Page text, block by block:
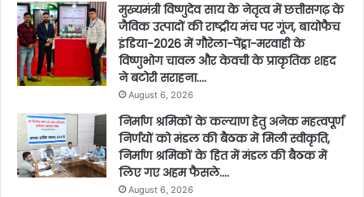
मुख्यमंत्री विष्णुदेव साय के नेतृत्व में छत्तीसगढ़ के
जैविक उत्पादों की राष्ट्रीय मंच पर गूंज, बायोफैच
इंडिया-2026 में गौरेला-पेंड्रा-मरवाही के
विष्णुभोग चावल और केवची के प्राकृतिक शहद
ने बटोरी सराहना….
August 6, 2026
निर्माण श्रमिकों के कल्याण हेतु अनेक महत्वपूर्ण
निर्णयों को मंडल की बैठक में मिली स्वीकृति,
निर्माण श्रमिकों के हित में मंडल की बैठक में
लिए गए अहम फैसले….
August 6, 2026